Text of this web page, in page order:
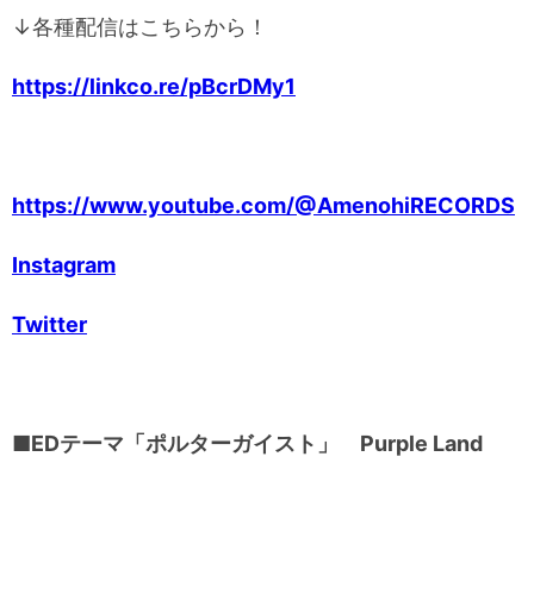
↓各種配信はこちらから！
https://linkco.re/pBcrDMy1
https://www.youtube.com/@AmenohiRECORDS
Instagram
Twitter
■EDテーマ「ポルターガイスト」 Purple Land